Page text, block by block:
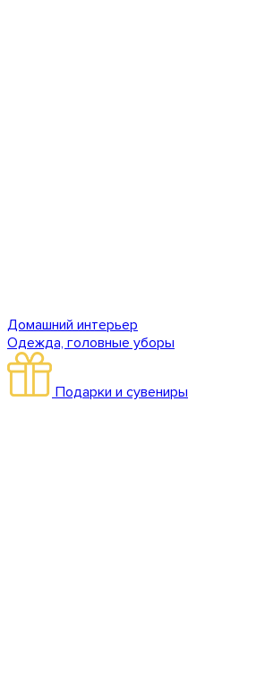
Домашний интерьер
Одежда, головные уборы
Подарки и сувениры